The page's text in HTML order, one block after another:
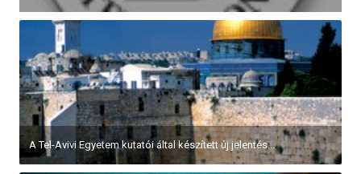
A Tel-Avivi Egyetem kutatói által készített új jelentés...